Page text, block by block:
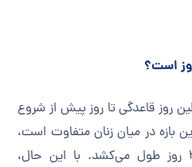
است؟
روز قاعدگی تا روز پیش از شروع
بازه در میان زنان متفاوت است،
اما به‌طور میانگین حدود ۲۸ روز طول می‌کشد. با این حال،